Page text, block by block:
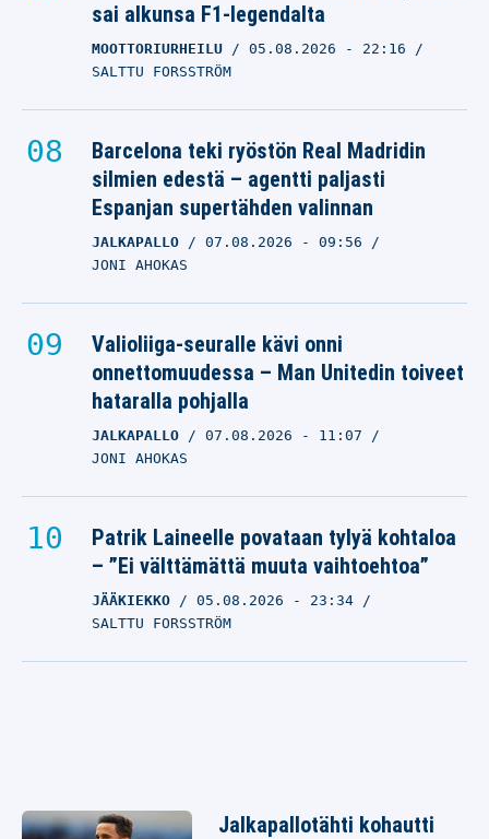
sai alkunsa F1-legendalta
MOOTTORIURHEILU 05.08.2026 - 22:16
SALTTU FORSSTRÖM
Barcelona teki ryöstön Real Madridin
silmien edestä – agentti paljasti
Espanjan supertähden valinnan
JALKAPALLO 07.08.2026 - 09:56
JONI AHOKAS
Valioliiga-seuralle kävi onni
onnettomuudessa – Man Unitedin toiveet
hataralla pohjalla
JALKAPALLO 07.08.2026 - 11:07
JONI AHOKAS
Patrik Laineelle povataan tylyä kohtaloa
– ”Ei välttämättä muuta vaihtoehtoa”
JÄÄKIEKKO 05.08.2026 - 23:34
SALTTU FORSSTRÖM
Jalkapallotähti kohautti